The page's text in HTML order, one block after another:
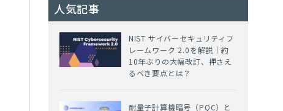
人気記事
NIST サイバーセキュリティフ
レームワーク 2.0を解説｜約
10年ぶりの大幅改訂、押さえ
るべき要点とは？
耐量子計算機暗号（PQC）と